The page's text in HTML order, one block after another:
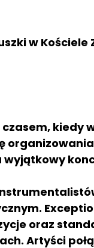
w
kiedy
oraz
Artyści